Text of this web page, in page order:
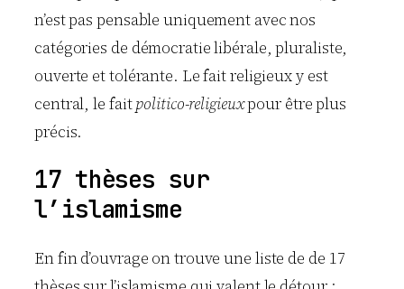
n’est pas pensable uniquement avec nos
catégories de démocratie libérale, pluraliste,
ouverte et tolérante. Le fait religieux y est
central, le faitpolitico-religieuxpour être plus
précis.
17 thèses sur
l’islamisme
En fin d’ouvrage on trouve une liste de de 17